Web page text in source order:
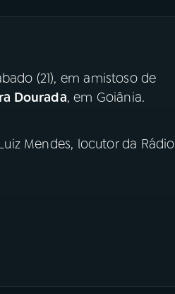
(21), em amistoso de
Dourada, em Goiânia.
Mendes, locutor da Rádio